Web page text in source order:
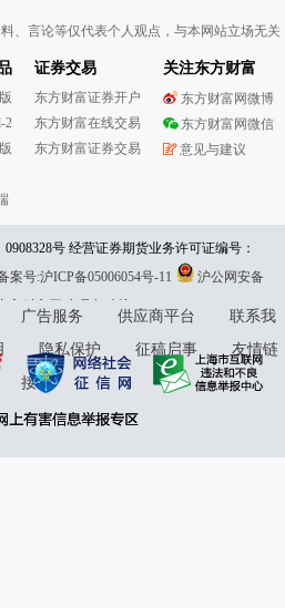
、言论等仅代表个人观点，与本网站立场无
2
证券交易
东方财富证券开户
东方财富在线交易
东方财富证券交易
关注东方财富
东方财富网微博
东方财富网微信
意见与建议
号 经营证券期货业务许可证编号：
不良信息举报:021-61278686 举报邮箱：
案号:沪ICP备05006054号-11
沪公网安备
方财富网意见与建议:4000300059/952500
广告服务 供应商平台
联系我
隐私保护 征稿启事
友情链
接